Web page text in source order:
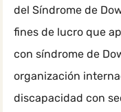
del Síndrome de
fines de lucro que
con síndrome de
organización
discapacidad con